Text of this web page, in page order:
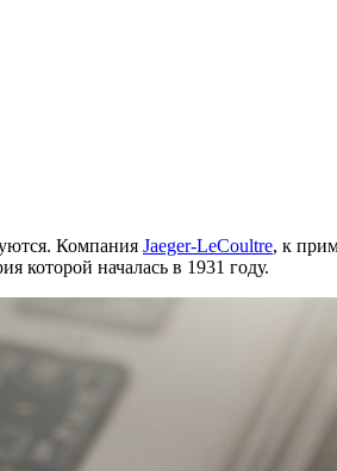
Компания Jaeger-LeCoultre, к
которой началась в 1931 году.